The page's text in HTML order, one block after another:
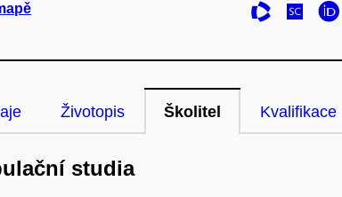
Životopis Školitel Kvalifikace
studia